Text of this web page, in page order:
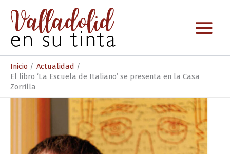
contenido
Inicio
Actualidad
El libro ‘La Escuela de Italiano’ se presenta en la Casa
Zorrilla